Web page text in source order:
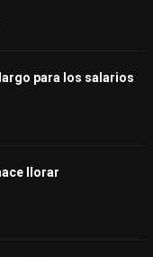
para los salarios
llorar